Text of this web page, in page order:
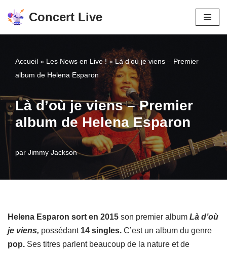
Aller
Concert Live
Accueil » Les News en Live !»Là d’où je viens – Premier
album de Helena Esparon
Là d’où je viens – Premier
album de Helena Esparon
par Jimmy Jackson
Helena Esparon sort en 2015 son premier album Là d’où
je viens, possédant 14 singles. C’est un album du genre
pop. Ses titres parlent beaucoup de la nature et de